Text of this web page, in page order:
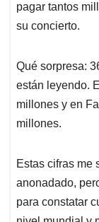
pagar tantos
su concierto.
Qué sorpresa:
están leyendo.
millones y en
millones.
Estas cifras me
anonadado,
para constatar